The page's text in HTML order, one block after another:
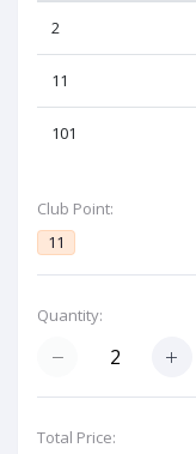
2
11
101
Club Point:
11
Quantity:
Total Price: